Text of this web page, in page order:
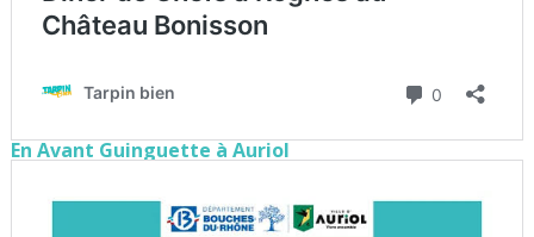
En Avant Guinguette à Auriol